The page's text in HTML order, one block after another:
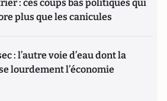
: ces coups bas politiques qui
plus que les canicules
: l’autre voie d’eau dont la
lourdement l’économie